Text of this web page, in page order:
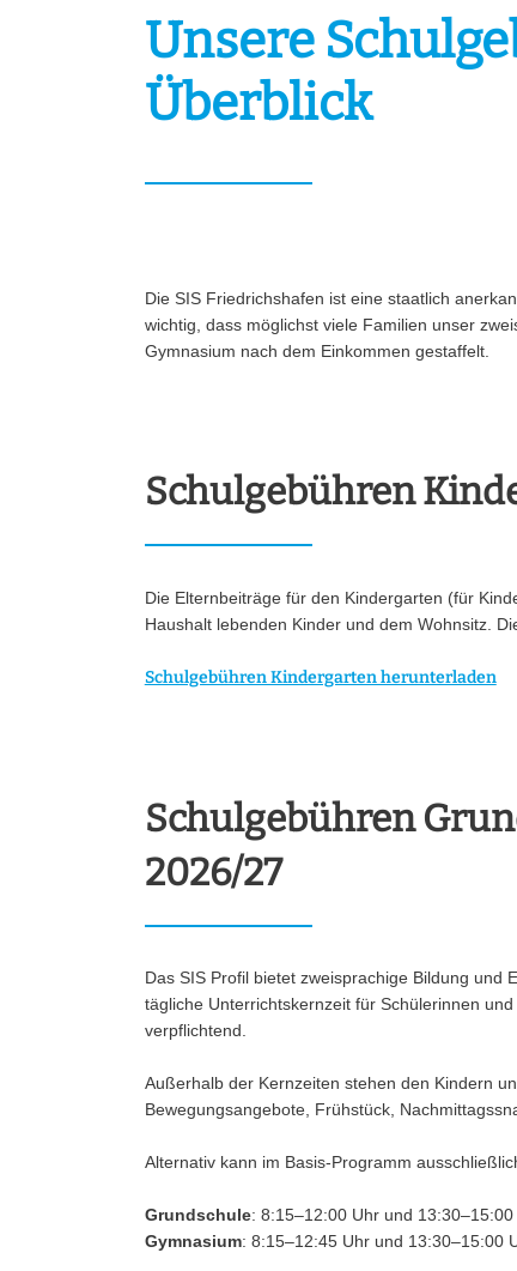
Unsere
Überblick
Die SIS Friedrichshafen ist eine staatlich
wichtig, dass möglichst viele Familien unser
Gymnasium nach dem Einkommen gestaffelt.
Schulgebühren
Die Elternbeiträge für den Kindergarten (für
Haushalt lebenden Kinder und dem Wohnsitz.
Schulgebühren Kindergarten herunterladen
Schulgebühren
2026/27
Das SIS Profil bietet zweisprachige Bildung und
tägliche Unterrichtskernzeit für Schülerinnen
verpflichtend.
Außerhalb der Kernzeiten stehen den Kindern
Bewegungsangebote, Frühstück,
Alternativ kann im Basis-Programm
Grundschule: 8:15–12:00 Uhr und 13:30–15:00
Gymnasium: 8:15–12:45 Uhr und 13:30–15:00